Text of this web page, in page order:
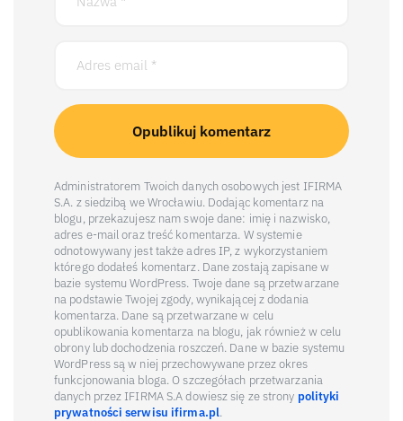
Administratorem Twoich danych osobowych jest IFIRMA
S.A. z siedzibą we Wrocławiu. Dodając komentarz na
blogu, przekazujesz nam swoje dane: imię i nazwisko,
adres e-mail oraz treść komentarza. W systemie
odnotowywany jest także adres IP, z wykorzystaniem
którego dodałeś komentarz. Dane zostają zapisane w
bazie systemu WordPress. Twoje dane są przetwarzane
na podstawie Twojej zgody, wynikającej z dodania
komentarza. Dane są przetwarzane w celu
opublikowania komentarza na blogu, jak również w celu
obrony lub dochodzenia roszczeń. Dane w bazie systemu
WordPress są w niej przechowywane przez okres
funkcjonowania bloga. O szczegółach przetwarzania
danych przez IFIRMA S.A dowiesz się ze strony polityki
prywatności serwisu ifirma.pl.